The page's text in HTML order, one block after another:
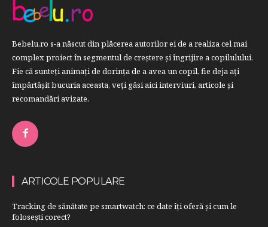
Bebelu.ro s-a născut din plăcerea autorilor ei de a realiza cel mai
complex proiect în segmentul de creştere şi îngrijire a copilulului.
Fie că sunteţi animaţi de dorinţa de a avea un copil, fie deja aţi
împărtăşit bucuria aceasta, veți găsi aici interviuri, articole şi
recomandări avizate.
ARTICOLE POPULARE
Tracking de sănătate pe smartwatch: ce date îți oferă și cum le
folosești corect?